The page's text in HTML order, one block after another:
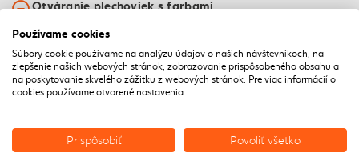
Otváranie plechoviek s farbami
farbami či inými nátermi.
Nanášanie a stieranie tmelov
stieranie prebytočného materiálu z povrchov.
Používame cookies
Súbory cookie používame na analýzu údajov o našich návštevníkoch, na
zlepšenie našich webových stránok, zobrazovanie prispôsobeného obsahu a
na poskytovanie skvelého zážitku z webových stránok. Pre viac informácií o
cookies používame otvorené nastavenia.
Prispôsobiť Povoliť všetko